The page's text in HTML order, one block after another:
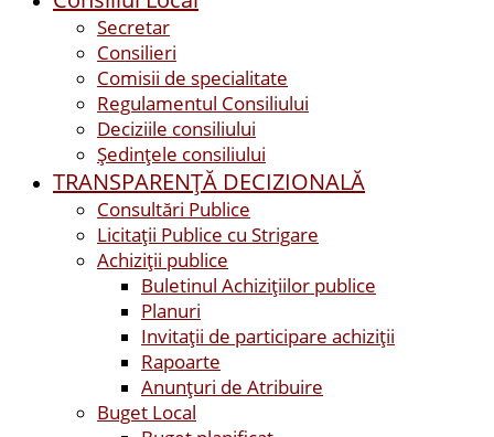
Secretar
Consilieri
Comisii de specialitate
Regulamentul Consiliului
Deciziile consiliului
Ședințele consiliului
TRANSPARENȚĂ DECIZIONALĂ
Consultări Publice
Licitații Publice cu Strigare
Achiziţii publice
Buletinul Achizițiilor publice
Planuri
Invitaţii de participare achiziții
Rapoarte
Anunțuri de Atribuire
Buget Local